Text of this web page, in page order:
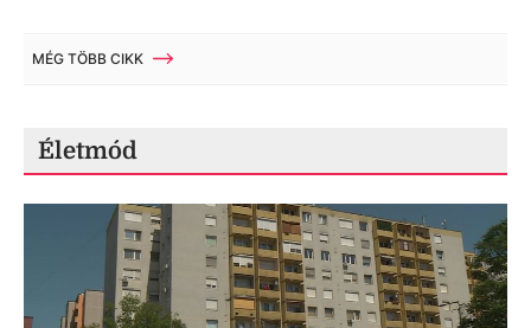
MÉG TÖBB CIKK
Életmód